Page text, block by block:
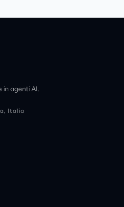
in agenti AI.
Italia